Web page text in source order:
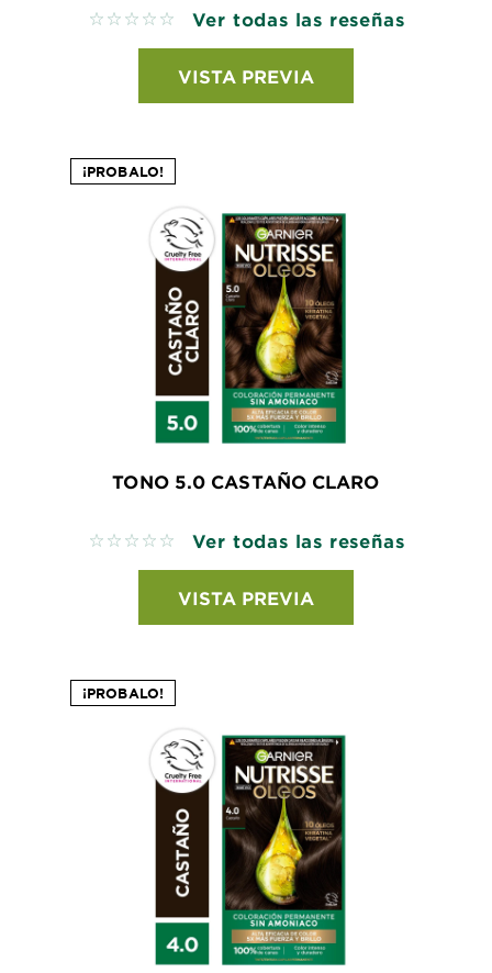
No reviews Ver todas las reseñas
VISTA PREVIA
¡PROBALO!
TONO 5.0 CASTAÑO CLARO
No reviews Ver todas las reseñas
VISTA PREVIA
¡PROBALO!